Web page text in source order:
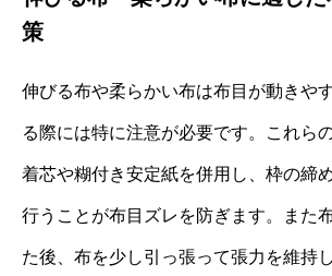
策
伸びる布や柔らかい布は布目が動きや
る際には特に注意が必要です。これら
着芯や糊付き安定紙を併用し、枠の締
行うことが布目ズレを防ぎます。また
た後、布を少し引っ張って張力を維持